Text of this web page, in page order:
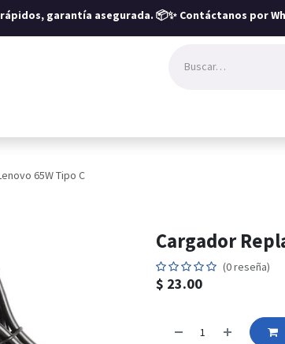
garantía asegurada. 📦✨ Contáctanos por
65W Tipo C
Cargador
(0 reseña)
$ 23.00